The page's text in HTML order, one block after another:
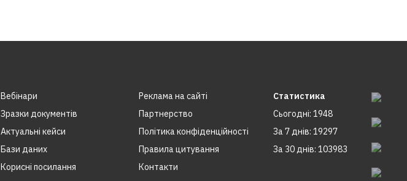
Вебінари
Зразки документів
Актуальні кейси
Бази даних
Корисні посилання
Реклама на сайтi
Партнерство
Політика конфіденційності
Правила цитування
Контакти
Статистика
Сьогодні: 1948
За 7 днів: 19297
За 30 днів: 103983